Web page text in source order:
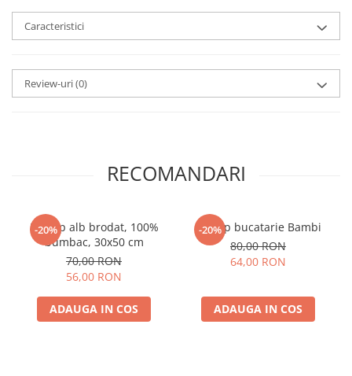
Caracteristici
Review-uri(0)
RECOMANDARI
-20%
Prosop alb brodat, 100%
bumbac, 30x50 cm
70,00 RON
56,00 RON
ADAUGA IN COS
-20%
Prosop bucatarie Bambi
80,00 RON
64,00 RON
ADAUGA IN COS